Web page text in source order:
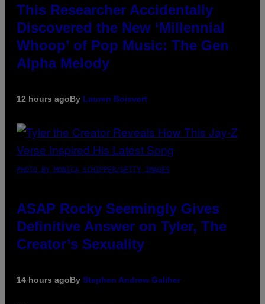
This Researcher Accidentally
Discovered the New ‘Millennial
Whoop’ of Pop Music: The Gen
Alpha Melody
12 hours agoBy Lauren Boisvert
PHOTO BY MONICA SCHIPPER/GETTY IMAGES
ASAP Rocky Seemingly Gives
Definitive Answer on Tyler, The
Creator’s Sexuality
14 hours agoBy Stephen Andrew Galiher